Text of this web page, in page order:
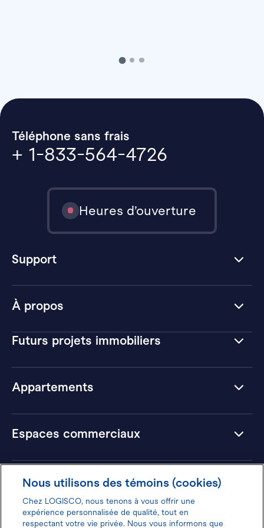
À propos
Futurs projets immobiliers
Appartements
Espaces commerciaux
Hôtels
Téléphone sans frais
+ 1-833-564-4726
Heures d’ouverture
Support
Nous utilisons des témoins (cookies)
Chez LOGISCO, nous tenons à vous offrir une
expérience personnalisée de qualité, tout en
respectant votre vie privée. Nous vous informons que